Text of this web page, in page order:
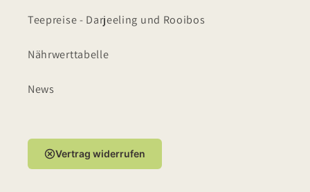
Teepreise - Darjeeling und Rooibos
Nährwerttabelle
News
Vertrag widerrufen